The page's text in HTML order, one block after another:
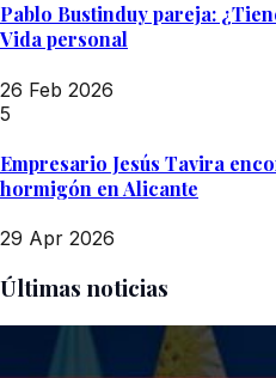
Pablo Bustinduy pareja:
Vida personal
26 Feb 2026
5
Empresario Jesús Tavira
hormigón en Alicante
29 Apr 2026
Últimas noticias